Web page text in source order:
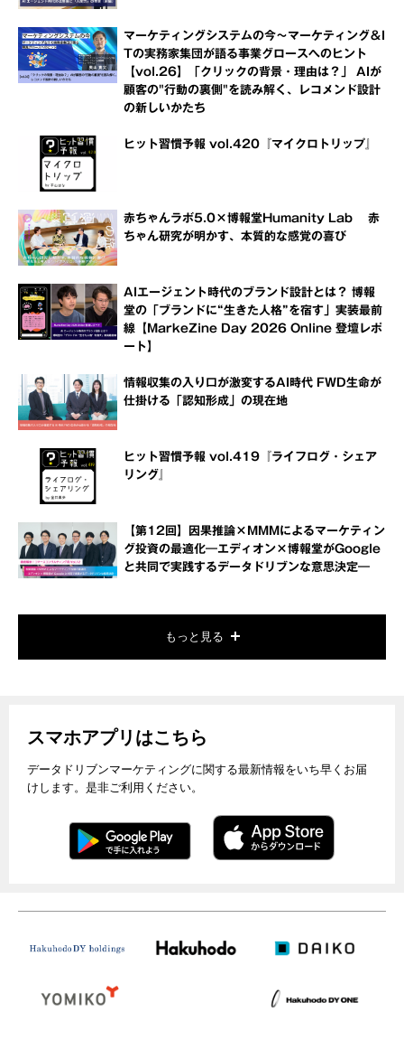
マーケティングシステムの今～マーケティング＆I
Tの実務家集団が語る事業グロースへのヒント
【vol.26】「クリックの背景・理由は？」 AIが
顧客の"行動の裏側"を読み解く、レコメンド設計
の新しいかたち
ヒット習慣予報 vol.420『マイクロトリップ』
赤ちゃんラボ5.0×博報堂Humanity Lab 赤
ちゃん研究が明かす、本質的な感覚の喜び
AIエージェント時代のブランド設計とは？ 博報
堂の「ブランドに“生きた人格”を宿す」実装最前
線【MarkeZine Day 2026 Online 登壇レポ
ート】
情報収集の入り口が激変するAI時代 FWD生命が
仕掛ける「認知形成」の現在地
ヒット習慣予報 vol.419『ライフログ・シェア
リング』
【第12回】因果推論×MMMによるマーケティン
グ投資の最適化―エディオン×博報堂がGoogle
と共同で実践するデータドリブンな意思決定―
もっと見る
スマホアプリはこちら
データドリブンマーケティングに関する最新情報をいち早くお届
けします。是非ご利用ください。